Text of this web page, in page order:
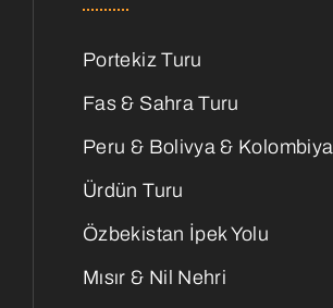
Portekiz Turu
Fas & Sahra Turu
Peru & Bolivya & Kolombiya
Ürdün Turu
Özbekistan İpek Yolu
Mısır & Nil Nehri